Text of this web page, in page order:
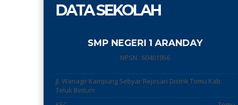
DATA SEKOLAH
SMP NEGERI 1 ARANDAY
NPSN : 60401956
Jl. Wanagir Kampung Sebyar Rejosari Distrik Tomu Kab.
Teluk Bintuni